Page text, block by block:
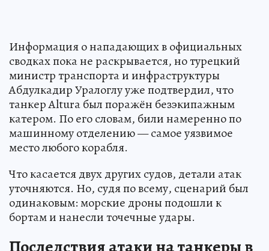
Информация о нападающих в официальных
сводках пока не раскрывается, но турецкий
министр транспорта и инфраструктуры
Абдулкадир Уралоглу уже подтвердил, что
танкер Altura был поражён безэкипажным
катером. По его словам, били намеренно по
машинному отделению — самое уязвимое
место любого корабля.
Что касается двух других судов, детали атак
уточняются. Но, судя по всему, сценарий был
одинаковым: морские дроны подошли к
бортам и нанесли точечные удары.